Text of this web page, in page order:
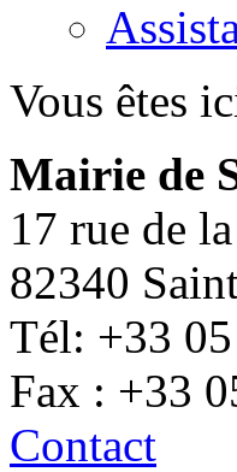
Vous êtes
Mairie de
17 rue de
82340
Tél: +33
Fax : +33
Contact